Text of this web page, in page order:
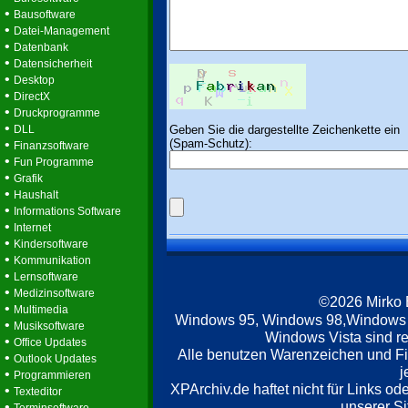
• Bausoftware
• Datei-Management
• Datenbank
• Datensicherheit
• Desktop
• DirectX
• Druckprogramme
• DLL
• Finanzsoftware
• Fun Programme
• Grafik
• Haushalt
• Informations Software
• Internet
• Kindersoftware
• Kommunikation
• Lernsoftware
• Medizinsoftware
• Multimedia
• Musiksoftware
• Office Updates
• Outlook Updates
• Programmieren
• Texteditor
Geben Sie die dargestellte Zeichenkette ein
(Spam-Schutz):
©2026 Mirko
Windows 95, Windows
Windows Vista sind
Alle benutzen Warenzeichen und
XPArchiv.de haftet nicht für Links